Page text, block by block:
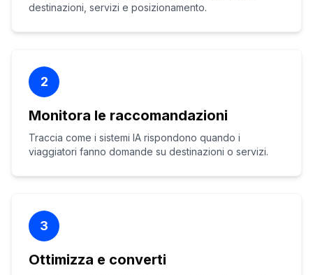
destinazioni, servizi e posizionamento.
2
Monitora le raccomandazioni
Traccia come i sistemi IA rispondono quando i
viaggiatori fanno domande su destinazioni o servizi.
3
Ottimizza e converti